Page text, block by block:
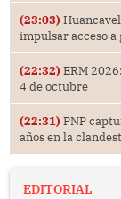
(23:03)
impulsar acceso a
(22:32) ERM
4 de octubre
(22:31) PNP
años en la
EDITORIAL